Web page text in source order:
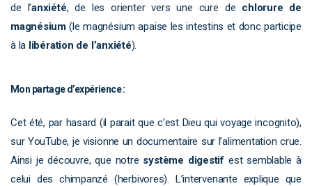
de l’anxiété, de les orienter vers une cure de chlorure de
magnésium(le magnésium apaise les intestins et donc participe
à la libération de l’anxiété).
Mon partage d’expérience :
Cet été, par hasard (il parait que c’est Dieu qui voyage incognito),
sur YouTube, je visionne un documentaire sur l’alimentation crue.
Ainsi je découvre, que notre système digestif est semblable à
celui des chimpanzé (herbivores). L’intervenante explique que